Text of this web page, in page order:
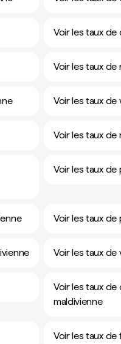
Voir les taux de
Voir les taux de
Voir les taux
Voir les taux de
Voir les taux de
Voir les taux de
Voir les taux de
Voir les taux de
maldivienne
Voir les taux de